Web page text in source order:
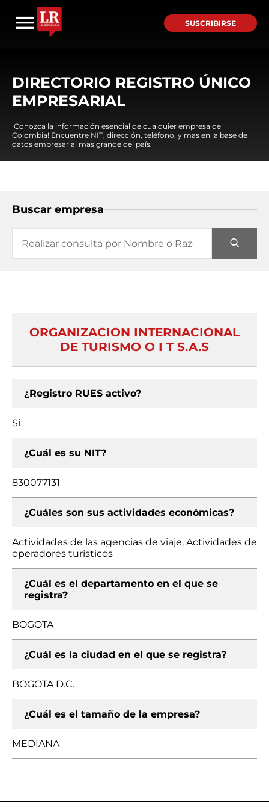
SUSCRIBIRSE
DIRECTORIO REGISTRO ÚNICO
EMPRESARIAL
¡Conozca la información esencial de cualquier empresa de
Colombia! Encuentre NIT, dirección, teléfono, y mas en la base de
datos empresarial mas grande del país.
Buscar empresa
ORGANIZACION INTERNACIONAL
DE TURISMO O I T S.A.S
¿Registro RUES activo?
Si
¿Cuál es su NIT?
830077131
¿Cuáles son sus actividades económicas?
Actividades de las agencias de viaje, Actividades de
operadores turísticos
¿Cuál es el departamento en el que se
registra?
BOGOTA
¿Cuál es la ciudad en el que se registra?
BOGOTA D.C.
¿Cuál es el tamaño de la empresa?
MEDIANA